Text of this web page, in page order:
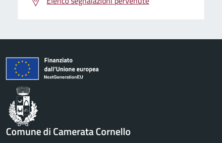
Comune di Camerata Cornello